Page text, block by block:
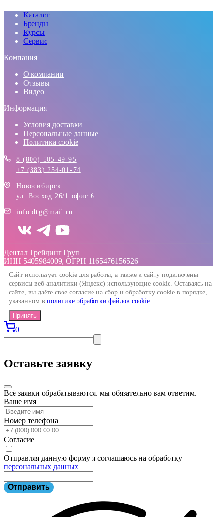
Каталог
Бренды
Курсы
Сервис
Компания
О компании
Отзывы
Видео
Информация
Условия доставки
Персональные данные
Политика cookie
8 (800) 505-49-95
+7 (383) 254-01-74
Новосибирск
ул. Восход 26/1 офис 6
info.dtg@mail.ru
Дентал Трейдинг Груп
ИНН 5405984009, ОГРН 1165476156526
Сайт использует cookie для работы, а также к сайту подключены
сервисы веб-аналитики (Яндекс) использующие cookie. Оставаясь на
сайте, вы даёте свое согласие на сбор и обработку cookie в порядке,
указанном в политике обработки файлов cookie.
Принять
0
Оставьте заявку
Всё заявки обрабатываются, мы обязательно вам ответим.
Ваше имя
Номер телефона
Согласие
Отправляя данную форму я соглашаюсь на обработку
персональных данных
Отправить